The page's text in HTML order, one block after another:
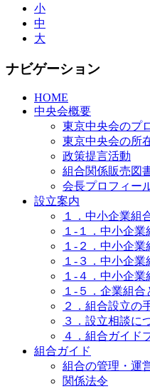
小
中
大
ナビゲーション
HOME
中央会概要
東京中央会のプ
東京中央会の所
政策提言活動
組合関係販売図
会長プロフィー
設立案内
１．中小企業組
１-１．中小企業
１-２．中小企
１-３．中小企
１-４．中小企
１-５．企業組合
２．組合設立の
３．設立相談に
４．組合ガイド
組合ガイド
組合の管理・運
関係法令